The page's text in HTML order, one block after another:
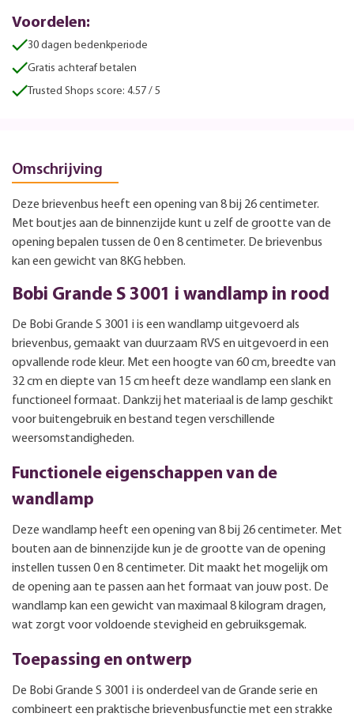
Voordelen:
30 dagen bedenkperiode
Gratis achteraf betalen
Trusted Shops score: 4.57 / 5
Omschrijving
Deze brievenbus heeft een opening van 8 bij 26 centimeter.
Met boutjes aan de binnenzijde kunt u zelf de grootte van de
opening bepalen tussen de 0 en 8 centimeter. De brievenbus
kan een gewicht van 8KG hebben.
Bobi Grande S 3001 i wandlamp in rood
De Bobi Grande S 3001 i is een wandlamp uitgevoerd als
brievenbus, gemaakt van duurzaam RVS en uitgevoerd in een
opvallende rode kleur. Met een hoogte van 60 cm, breedte van
32 cm en diepte van 15 cm heeft deze wandlamp een slank en
functioneel formaat. Dankzij het materiaal is de lamp geschikt
voor buitengebruik en bestand tegen verschillende
weersomstandigheden.
Functionele eigenschappen van de
wandlamp
Deze wandlamp heeft een opening van 8 bij 26 centimeter. Met
bouten aan de binnenzijde kun je de grootte van de opening
instellen tussen 0 en 8 centimeter. Dit maakt het mogelijk om
de opening aan te passen aan het formaat van jouw post. De
wandlamp kan een gewicht van maximaal 8 kilogram dragen,
wat zorgt voor voldoende stevigheid en gebruiksgemak.
Toepassing en ontwerp
De Bobi Grande S 3001 i is onderdeel van de Grande serie en
combineert een praktische brievenbusfunctie met een strakke